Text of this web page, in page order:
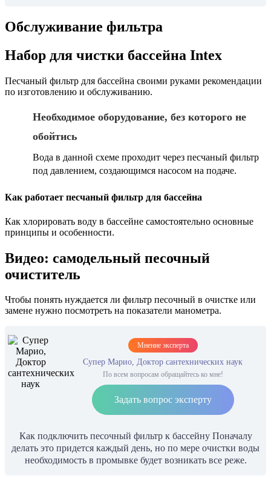
Обслуживание фильтра
Набор для чистки бассейна Intex
Песчаный фильтр для бассейна своими руками рекомендации
по изготовлению и обслуживанию.
Необходимое оборудование, без которого не
обойтись
Вода в данной схеме проходит через песчаный фильтр
под давлением, создающимся насосом на подаче.
Как работает песчаный фильтр для бассейна
Как хлорировать воду в бассейне самостоятельно основные
принципы и особенности.
Видео: самодельный песочный
очиститель
Чтобы понять нуждается ли фильтр песочный в очистке или
замене нужно посмотреть на показатели манометра.
Мнение эксперта
Супер Марио, Доктор сантехнических наук
По всем вопросам обращайтесь ко мне!
Задать вопрос эксперту
Как подключить песочный фильтр к бассейну Поначалу
делать это придется каждый день, но по мере очистки воды
необходимость в промывке будет возникать все реже.